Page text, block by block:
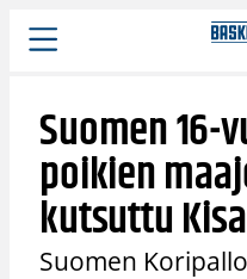
Siirry
sisältöön
Suomen 16-
poikien
kutsuttu
Suomen